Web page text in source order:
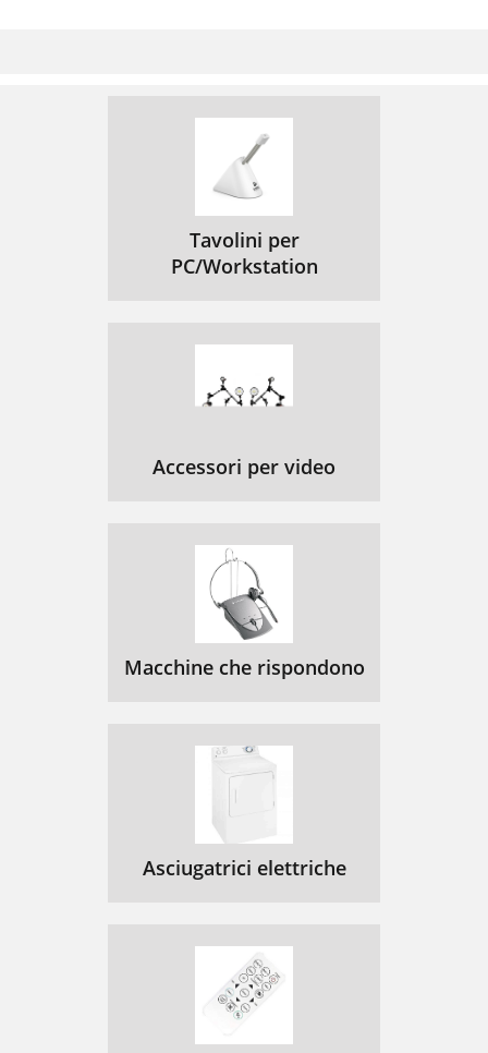
Tavolini per
PC/Workstation
Accessori per video
Macchine che rispondono
Asciugatrici elettriche